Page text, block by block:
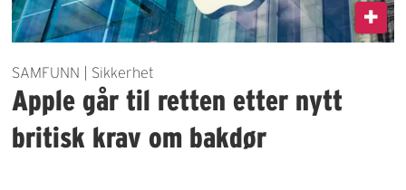
SAMFUNN | Sikkerhet
Apple går til retten etter nytt
britisk krav om bakdør